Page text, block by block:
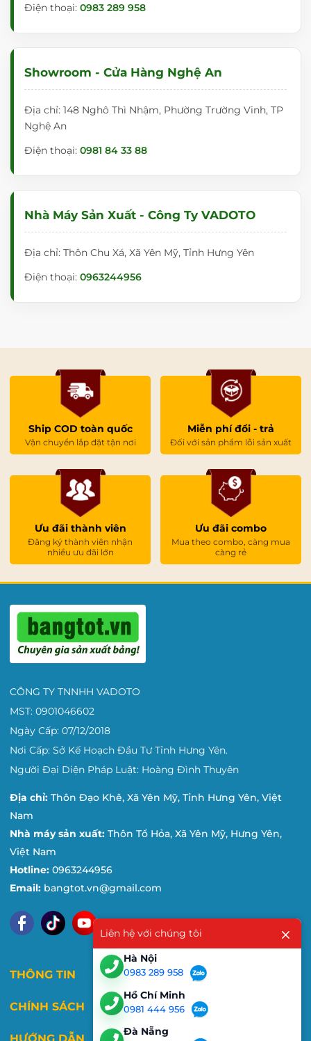
Điện thoại: 0983 289 958
Showroom - Cửa Hàng Nghệ An
Địa chỉ: 148 Nghô Thì Nhậm, Phường Trường Vinh, TP
Nghệ An
Điện thoại: 0981 84 33 88
Nhà Máy Sản Xuất - Công Ty VADOTO
Địa chỉ: Thôn Chu Xá, Xã Yên Mỹ, Tỉnh Hưng Yên
Điện thoại: 0963244956
Ship COD toàn quốc
Vận chuyển lắp đặt tận nơi
Miễn phí đổi - trả
Đối với sản phẩm lỗi sản xuất
Ưu đãi thành viên
Đăng ký thành viên nhận
nhiều ưu đãi lớn
Ưu đãi combo
Mua theo combo, càng mua
càng rẻ
CÔNG TY TNNHH VADOTO
MST: 0901046602
Ngày Cấp: 07/12/2018
Nơi Cấp: Sở Kế Hoạch Đầu Tư Tỉnh Hưng Yên.
Người Đại Diện Pháp Luật: Hoàng Đình Thuyên
Địa chỉ: Thôn Đạo Khê, Xã Yên Mỹ, Tỉnh Hưng Yên, Việt
Nam
Nhà máy sản xuất: Thôn Tổ Hỏa, Xã Yên Mỹ, Hưng Yên,
Việt Nam
Hotline: 0963244956
Email: bangtot.vn@gmail.com
THÔNG TIN
CHÍNH SÁCH
Liên hệ với chúng tôi
Hà Nội
0983 289 958
Hồ Chí Minh
0981 444 956
Đà Nẵng